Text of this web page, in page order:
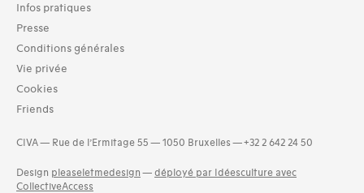
Infos pratiques
Presse
Conditions générales
Vie privée
Cookies
Friends
CIVA — Rue de l’Ermitage 55 — 1050 Bruxelles — +32 2 642 24 50
Design pleaseletmedesign — déployé par Idéesculture avec
CollectiveAccess